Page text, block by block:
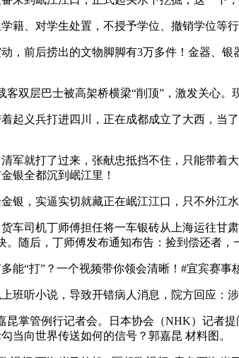
、对学生处置，不授予学位、撤销学位等行
前后捞出的文物脚脚有3万多件！金器、银
层巴士被高架桥横梁“削顶”，激发关心。
义兵打进四川，正在成都成立了大西，当了
就打了过来，张献忠抵挡不住，只能带着大
银全都沉到岷江里！
，实逼实切就藏正在岷江江口，只不外江水
司机丁师傅担任将一车银砖从上海运往甘
。随后，丁师傅发布通知布告：捡到偿还者，
“打”？一个视频带你领会清晰！#宜宾赛事
听小说，导致开错病人消息，院方回应：涉
掌管例行记者会。日本协会（NHK）记者提
当向世界传送如何的信号？郭嘉昆 材料图。